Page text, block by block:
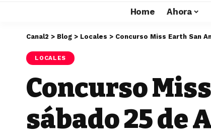
Home Ahora
Canal2 > Blog > Locales > Concurso Miss Earth San
LOCALES
Concurso
sábado 25 de